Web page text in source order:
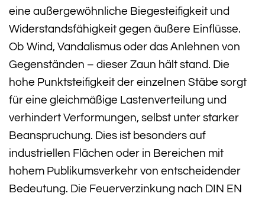
eine außergewöhnliche Biegesteifigkeit und
Widerstandsfähigkeit gegen äußere Einflüsse.
Ob Wind, Vandalismus oder das Anlehnen von
Gegenständen – dieser Zaun hält stand. Die
hohe Punktsteifigkeit der einzelnen Stäbe sorgt
für eine gleichmäßige Lastenverteilung und
verhindert Verformungen, selbst unter starker
Beanspruchung. Dies ist besonders auf
industriellen Flächen oder in Bereichen mit
hohem Publikumsverkehr von entscheidender
Bedeutung. Die Feuerverzinkung nach DIN EN